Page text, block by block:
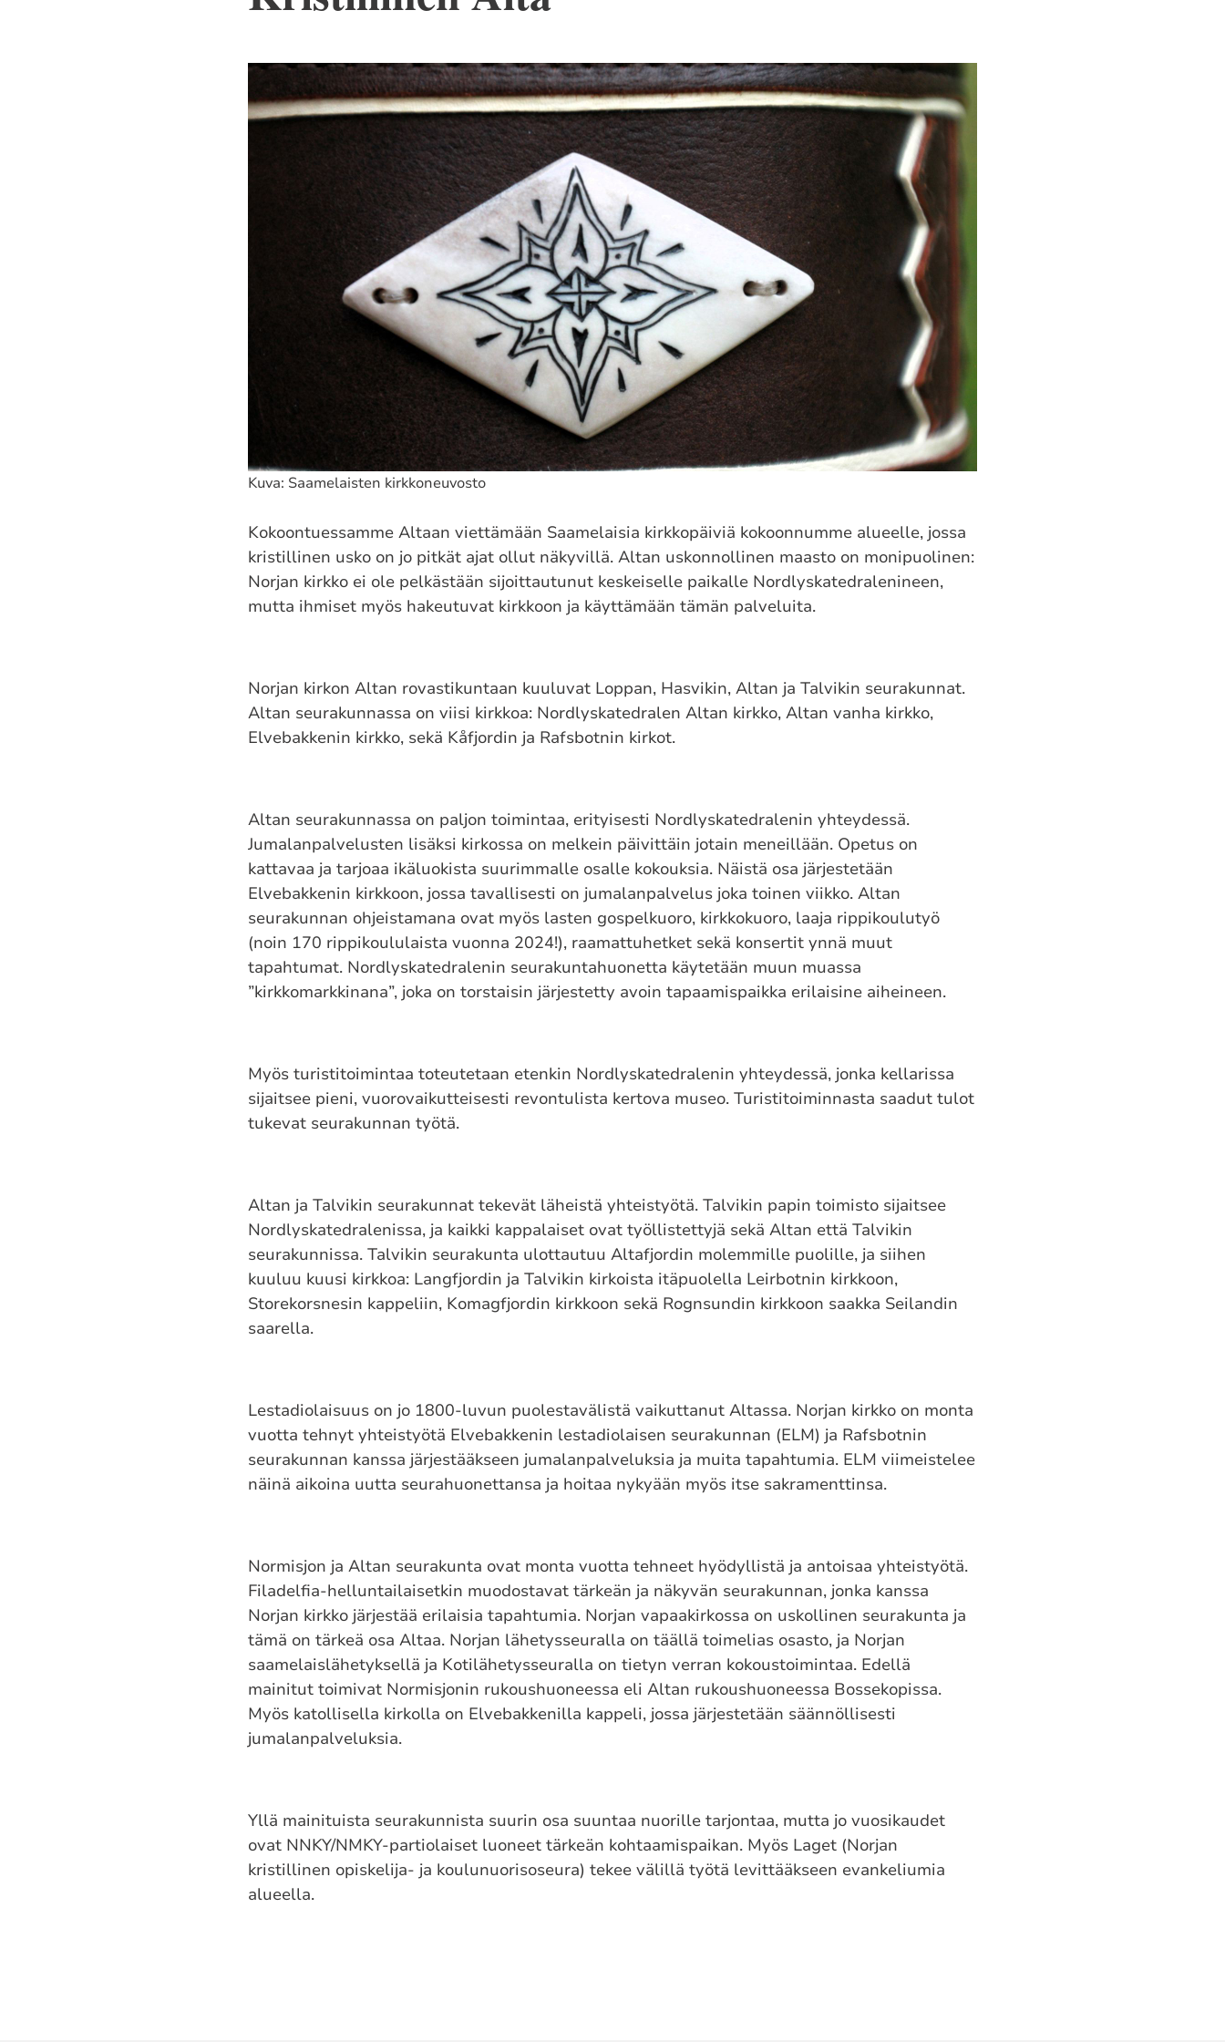
Kuva: Saamelaisten kirkkoneuvosto
Kokoontuessamme Altaan viettämään Saamelaisia kirkkopäiviä kokoonnumme alueelle, jossa
kristillinen usko on jo pitkät ajat ollut näkyvillä. Altan uskonnollinen maasto on monipuolinen:
Norjan kirkko ei ole pelkästään sijoittautunut keskeiselle paikalle Nordlyskatedralenineen,
mutta ihmiset myös hakeutuvat kirkkoon ja käyttämään tämän palveluita.
Norjan kirkon Altan rovastikuntaan kuuluvat Loppan, Hasvikin, Altan ja Talvikin seurakunnat.
Altan seurakunnassa on viisi kirkkoa: Nordlyskatedralen Altan kirkko, Altan vanha kirkko,
Elvebakkenin kirkko, sekä Kåfjordin ja Rafsbotnin kirkot.
Altan seurakunnassa on paljon toimintaa, erityisesti Nordlyskatedralenin yhteydessä.
Jumalanpalvelusten lisäksi kirkossa on melkein päivittäin jotain meneillään. Opetus on
kattavaa ja tarjoaa ikäluokista suurimmalle osalle kokouksia. Näistä osa järjestetään
Elvebakkenin kirkkoon, jossa tavallisesti on jumalanpalvelus joka toinen viikko. Altan
seurakunnan ohjeistamana ovat myös lasten gospelkuoro, kirkkokuoro, laaja rippikoulutyö
(noin 170 rippikoululaista vuonna 2024!), raamattuhetket sekä konsertit ynnä muut
tapahtumat. Nordlyskatedralenin seurakuntahuonetta käytetään muun muassa
”kirkkomarkkinana”, joka on torstaisin järjestetty avoin tapaamispaikka erilaisine aiheineen.
Myös turistitoimintaa toteutetaan etenkin Nordlyskatedralenin yhteydessä, jonka kellarissa
sijaitsee pieni, vuorovaikutteisesti revontulista kertova museo. Turistitoiminnasta saadut tulot
tukevat seurakunnan työtä.
Altan ja Talvikin seurakunnat tekevät läheistä yhteistyötä. Talvikin papin toimisto sijaitsee
Nordlyskatedralenissa, ja kaikki kappalaiset ovat työllistettyjä sekä Altan että Talvikin
seurakunnissa. Talvikin seurakunta ulottautuu Altafjordin molemmille puolille, ja siihen
kuuluu kuusi kirkkoa: Langfjordin ja Talvikin kirkoista itäpuolella Leirbotnin kirkkoon,
Storekorsnesin kappeliin, Komagfjordin kirkkoon sekä Rognsundin kirkkoon saakka Seilandin
saarella.
Lestadiolaisuus on jo 1800-luvun puolestavälistä vaikuttanut Altassa. Norjan kirkko on monta
vuotta tehnyt yhteistyötä Elvebakkenin lestadiolaisen seurakunnan (ELM) ja Rafsbotnin
seurakunnan kanssa järjestääkseen jumalanpalveluksia ja muita tapahtumia. ELM viimeistelee
näinä aikoina uutta seurahuonettansa ja hoitaa nykyään myös itse sakramenttinsa.
Normisjon ja Altan seurakunta ovat monta vuotta tehneet hyödyllistä ja antoisaa yhteistyötä.
Filadelfia-helluntailaisetkin muodostavat tärkeän ja näkyvän seurakunnan, jonka kanssa
Norjan kirkko järjestää erilaisia tapahtumia. Norjan vapaakirkossa on uskollinen seurakunta ja
tämä on tärkeä osa Altaa. Norjan lähetysseuralla on täällä toimelias osasto, ja Norjan
saamelaislähetyksellä ja Kotilähetysseuralla on tietyn verran kokoustoimintaa. Edellä
mainitut toimivat Normisjonin rukoushuoneessa eli Altan rukoushuoneessa Bossekopissa.
Myös katollisella kirkolla on Elvebakkenilla kappeli, jossa järjestetään säännöllisesti
jumalanpalveluksia.
Yllä mainituista seurakunnista suurin osa suuntaa nuorille tarjontaa, mutta jo vuosikaudet
ovat NNKY/NMKY-partiolaiset luoneet tärkeän kohtaamispaikan. Myös Laget (Norjan
kristillinen opiskelija- ja koulunuorisoseura) tekee välillä työtä levittääkseen evankeliumia
alueella.